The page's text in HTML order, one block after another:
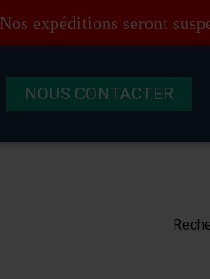
expéditions seront
NOUS CONTACTER
Produit
Produit